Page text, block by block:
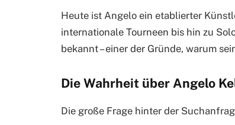
Heute ist Angelo ein etablierter
internationale Tourneen bis hin zu
bekannt – einer der Gründe, warum
Die Wahrheit über Angelo
Die große Frage hinter der